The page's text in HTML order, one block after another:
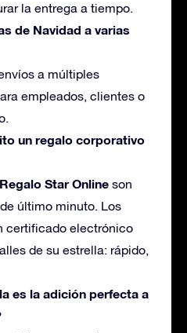
la entrega a tiempo.
de Navidad a varias
a múltiples
empleados, clientes o
un regalo corporativo
Star Online son
último minuto. Los
certificado electrónico
de su estrella: rápido,
es la adición perfecta a